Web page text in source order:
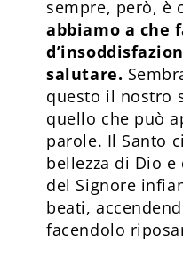
sempre, però, è
abbiamo a che
salutare.
questo il nostro
quello che può
parole. Il Santo
bellezza di Dio
del Signore
beati,
facendolo